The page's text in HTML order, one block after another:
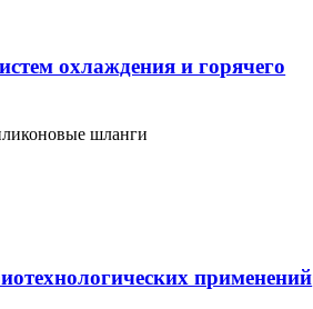
охлаждения и горячего
шланги
применений